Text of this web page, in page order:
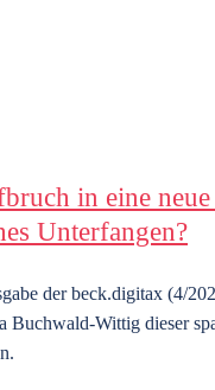
in eine
Unterfangen?
der beck.digitax (4/
Buchwald-Wittig dieser